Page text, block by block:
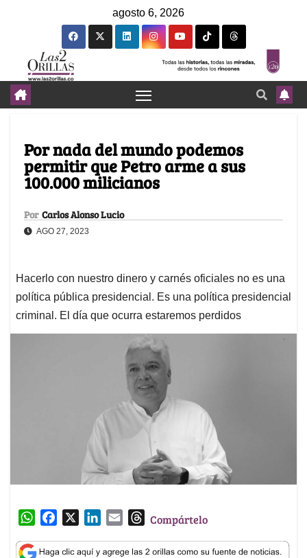
agosto 6, 2026
Por nada del mundo podemos
permitir que Petro arme a sus
100.000 milicianos
Por Carlos Alonso Lucio
AGO 27, 2023
Hacerlo con nuestro dinero y carnés oficiales no es una
política pública presidencial. Es una política presidencial
criminal. El día que ocurra estaremos perdidos
W
a
c
n
a
T
r
Compártelo